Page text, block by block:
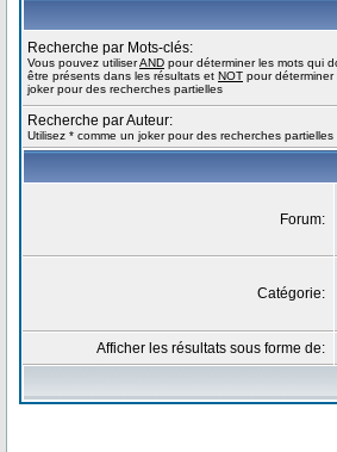
Recherche par Mots-clés:
Vous pouvez utiliserAND pour déterminer les mots qui
être présents dans les résultats et NOT pour
joker pour des recherches partielles
Recherche par Auteur:
Utilisez * comme un joker pour des recherches partielles
Forum:
Catégorie:
Afficher les résultats sous forme de: